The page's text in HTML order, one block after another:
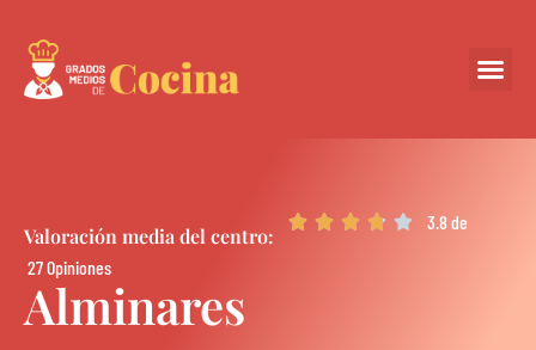
Valoración media del centro:
     3.8 de
27 Opiniones
Alminares